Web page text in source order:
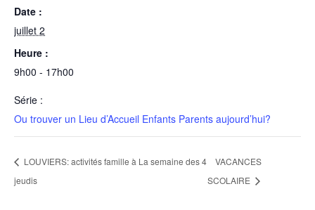
Date :
juillet 2
Heure :
9h00 - 17h00
Série :
Ou trouver un Lieu d’Accueil Enfants Parents aujourd’hui?
LOUVIERS: activités famille à La semaine des 4
jeudis
VACANCES
SCOLAIRE